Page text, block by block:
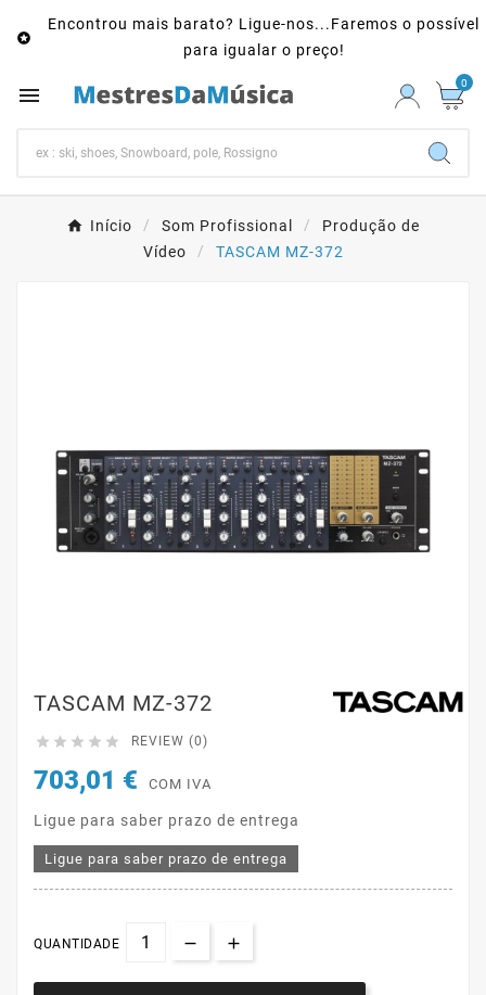

Encontrou mais barato? Ligue-nos...Faremos o possível
para igualar o preço!
 0
Início Som Profissional
Produção de
Vídeo
TASCAM MZ-372
TASCAM MZ-372
     REVIEW (0)
703,01 € COM IVA
Ligue para saber prazo de entrega
Ligue para saber prazo de entrega
QUANTIDADE